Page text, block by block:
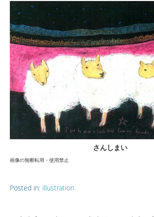
さんしまい
画像の無断転用・使用禁止
Posted in: illustration